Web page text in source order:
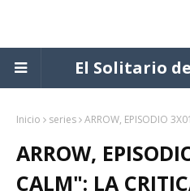
El Solitario
Inicio series ARROW, EPISODIO
ARROW,
CALM": LA